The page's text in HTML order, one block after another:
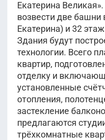
Екатерина
возвести две
Екатерина) и 32
Здания будут
технологии. Всего
квартир,
отделку и
установленные
отопления,
застекление
предлагаются
трёхкомнатные